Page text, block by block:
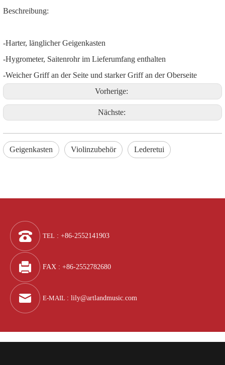
Beschreibung:
-Harter, länglicher Geigenkasten
-Hygrometer, Saitenrohr im Lieferumfang enthalten
-Weicher Griff an der Seite und starker Griff an der Oberseite
Vorherige:
Nächste:
Geigenkasten Violinzubehör Lederetui
TEL : +86-2552141903
FAX : +86-2552782680
E-MAIL : lily@artlandmusic.com